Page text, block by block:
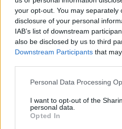
your opt-out. You may separately
disclosure of your personal
IAB’s list of downstream
also be disclosed by us to third
Downstream Participants that
Personal Data Processing
I want to opt-out of the
personal data.
Opted In
Vokietijos vidaus reikalų
Dobrindtas iškėlė versiją,
specialiai modifikuotas taip,
apsaugos sistemas.
Vokietijos žiniasklaidos
kas konkrečiai atsakingas už
Pranešama, kad drone
buvo „kumščio dydžio“.